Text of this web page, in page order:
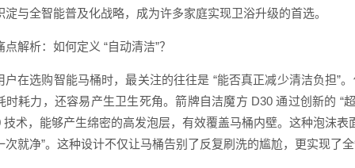
淀与全智能普及化战略，成为许多家庭实现卫浴升级的首选。
点解析：如何定义 “自动清洁”？
户在选购智能马桶时，最关注的往往是 “能否真正减少清洁负担”
时耗力，还容易产生卫生死角。箭牌自洁魔方 D30 通过创新的 “
技术，能够产生绵密的高发泡层，有效覆盖马桶内壁。这种泡沫
次就净”。这种设计不仅让马桶告别了反复刷洗的尴尬，更实现了